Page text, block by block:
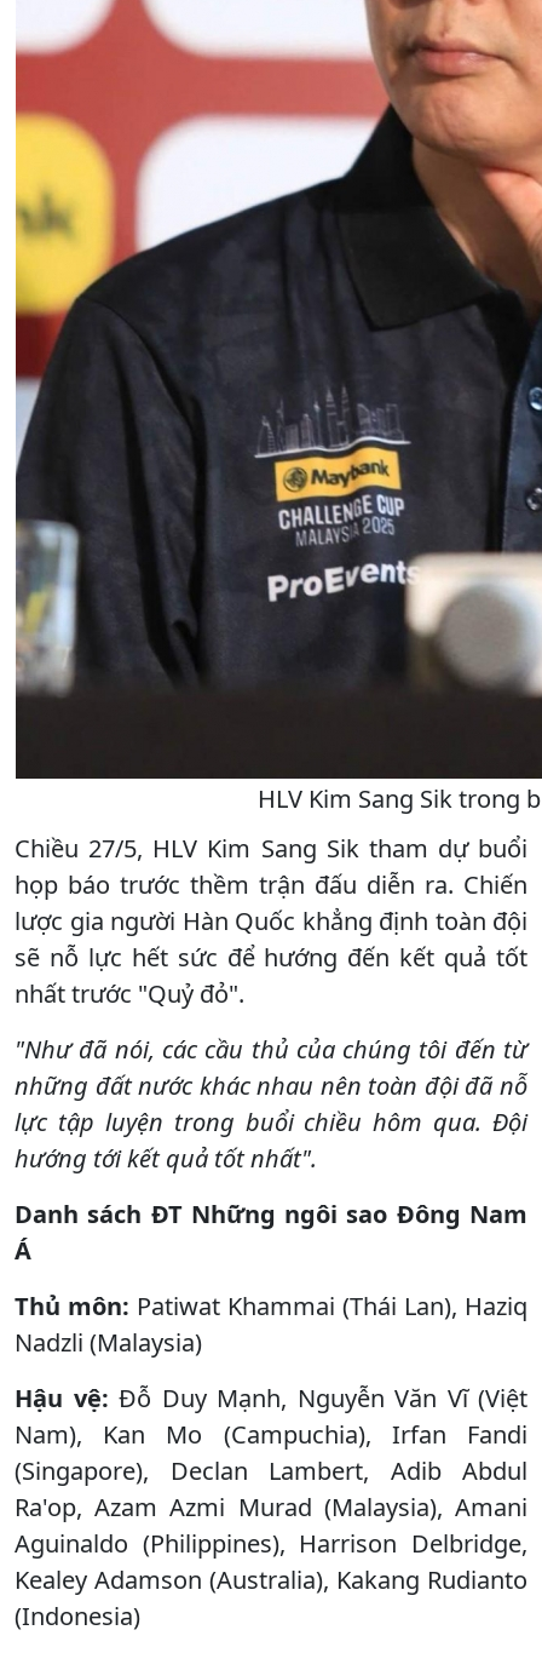
HLV Kim Sang Sik trong
Chiều 27/5, HLV Kim Sang Sik tham dự buổi
họp báo trước thềm trận đấu diễn ra. Chiến
lược gia người Hàn Quốc khẳng định toàn đội
sẽ nỗ lực hết sức để hướng đến kết quả tốt
nhất trước "Quỷ đỏ".
"Như đã nói, các cầu thủ của chúng tôi đến từ
những đất nước khác nhau nên toàn đội đã nỗ
lực tập luyện trong buổi chiều hôm qua. Đội
hướng tới kết quả tốt nhất".
Danh sách ĐT Những ngôi sao Đông Nam
Á
Thủ môn: Patiwat Khammai (Thái Lan), Haziq
Nadzli (Malaysia)
Hậu vệ: Đỗ Duy Mạnh, Nguyễn Văn Vĩ (Việt
Nam), Kan Mo (Campuchia), Irfan Fandi
(Singapore), Declan Lambert, Adib Abdul
Ra'op, Azam Azmi Murad (Malaysia), Amani
Aguinaldo (Philippines), Harrison Delbridge,
Kealey Adamson (Australia), Kakang Rudianto
(Indonesia)